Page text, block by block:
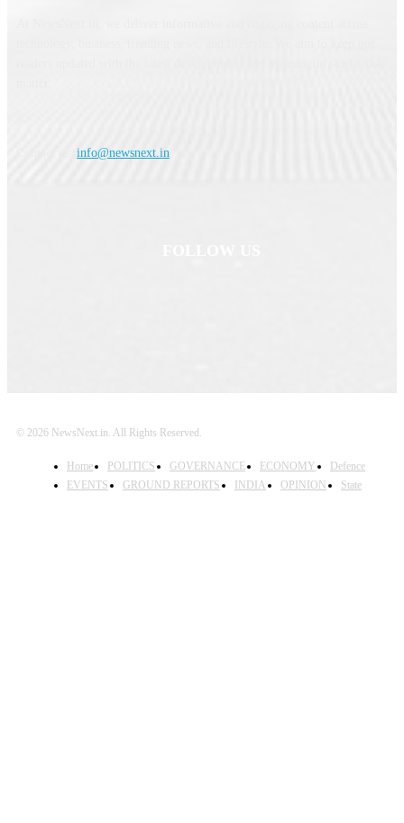
info@newsnext.in
© 2026 NewsNext.in. All Rights Reserved.
Home POLITICS GOVERNANCE ECONOMY
Defence
EVENTS
GROUND REPORTS INDIA OPINION State